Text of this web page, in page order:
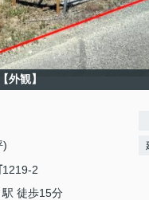
【外観】
)
1219-2
駅 徒歩15分